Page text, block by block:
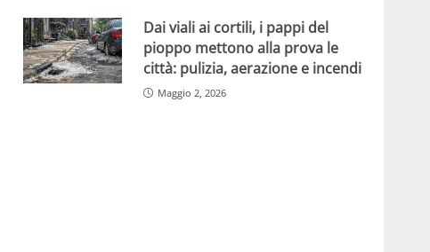
Dai viali ai cortili, i pappi del
pioppo mettono alla prova le
città: pulizia, aerazione e incendi
Maggio 2, 2026